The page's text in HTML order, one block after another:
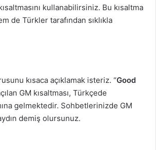
kullanabilirsiniz. Bu kısaltma
de Türkler tarafından sıklıkla
kısaca açıklamak isteriz. “Good
GM kısaltması, Türkçede
gelmektedir. Sohbetlerinizde GM
demiş olursunuz.